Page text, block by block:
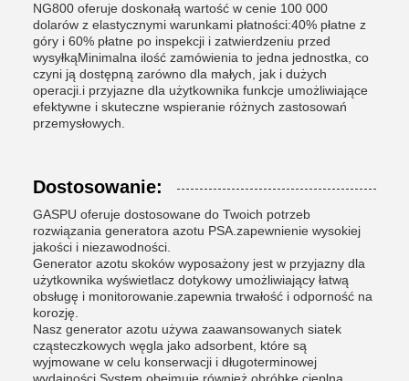
NG800 oferuje doskonałą wartość w cenie 100 000
dolarów z elastycznymi warunkami płatności:40% płatne z
góry i 60% płatne po inspekcji i zatwierdzeniu przed
wysyłkąMinimalna ilość zamówienia to jedna jednostka, co
czyni ją dostępną zarówno dla małych, jak i dużych
operacji.i przyjazne dla użytkownika funkcje umożliwiające
efektywne i skuteczne wspieranie różnych zastosowań
przemysłowych.
Dostosowanie:
GASPU oferuje dostosowane do Twoich potrzeb
rozwiązania generatora azotu PSA.zapewnienie wysokiej
jakości i niezawodności.
Generator azotu skoków wyposażony jest w przyjazny dla
użytkownika wyświetlacz dotykowy umożliwiający łatwą
obsługę i monitorowanie.zapewnia trwałość i odporność na
korozję.
Nasz generator azotu używa zaawansowanych siatek
cząsteczkowych węgla jako adsorbent, które są
wyjmowane w celu konserwacji i długoterminowej